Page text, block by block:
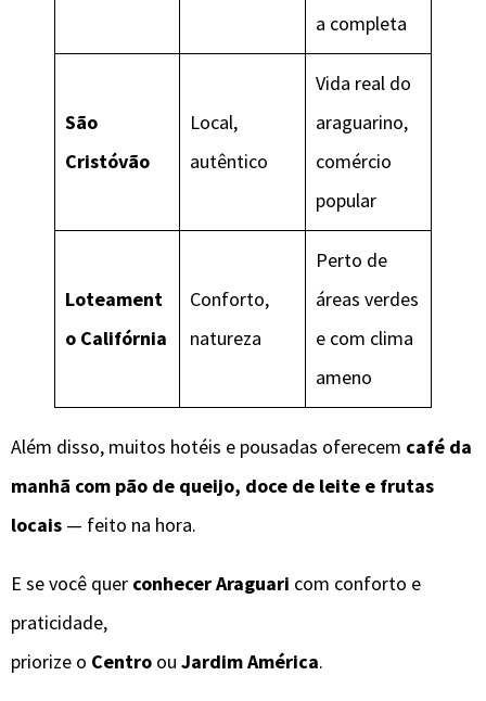
a completa
São
Cristóvão
Local,
autêntico
Vida real do
araguarino,
comércio
popular
Loteament
o Califórnia
Conforto,
natureza
Perto de
áreas verdes
e com clima
ameno
Além disso, muitos hotéis e pousadas oferecem café da
manhã com pão de queijo, doce de leite e frutas
locais — feito na hora.
E se você quer conhecer Araguari com conforto e
praticidade,
priorize o Centro ou Jardim América.